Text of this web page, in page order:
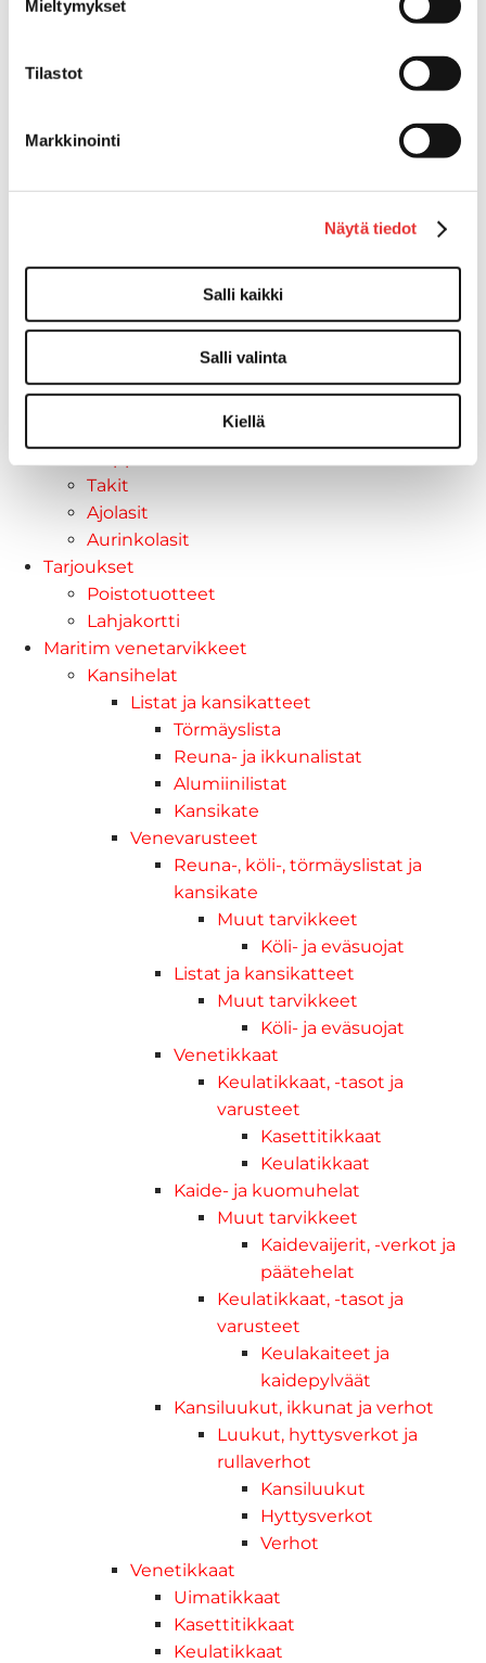
Mieltymykset
Tilastot
Markkinointi
Näytä tiedot
Salli kaikki
Salli valinta
Kiellä
Työvalot
STIGA ajoleikkurit
STIGA ruohonleikkurit
STIGA robottileikkurit
STIGA pienkoneet
Takit
Ajolasit
Aurinkolasit
Tarjoukset
Poistotuotteet
Lahjakortti
Maritim venetarvikkeet
Kansihelat
Listat ja kansikatteet
Törmäyslista
Reuna- ja ikkunalistat
Alumiinilistat
Kansikate
Venevarusteet
Reuna-, köli-, törmäyslistat ja
kansikate
Muut tarvikkeet
Köli- ja eväsuojat
Listat ja kansikatteet
Muut tarvikkeet
Köli- ja eväsuojat
Venetikkaat
Keulatikkaat, -tasot ja
varusteet
Kasettitikkaat
Keulatikkaat
Kaide- ja kuomuhelat
Muut tarvikkeet
Kaidevaijerit, -verkot ja
päätehelat
Keulatikkaat, -tasot ja
varusteet
Keulakaiteet ja
kaidepylväät
Kansiluukut, ikkunat ja verhot
Luukut, hyttysverkot ja
rullaverhot
Kansiluukut
Hyttysverkot
Verhot
Venetikkaat
Uimatikkaat
Kasettitikkaat
Keulatikkaat